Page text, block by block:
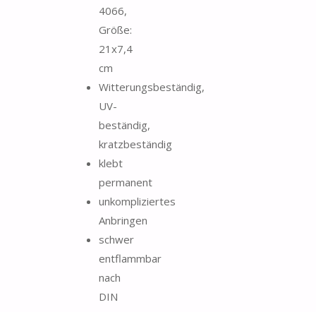
4066,
Größe:
21x7,4
cm
Witterungsbeständig,
UV-
beständig,
kratzbeständig
klebt
permanent
unkompliziertes
Anbringen
schwer
entflammbar
nach
DIN